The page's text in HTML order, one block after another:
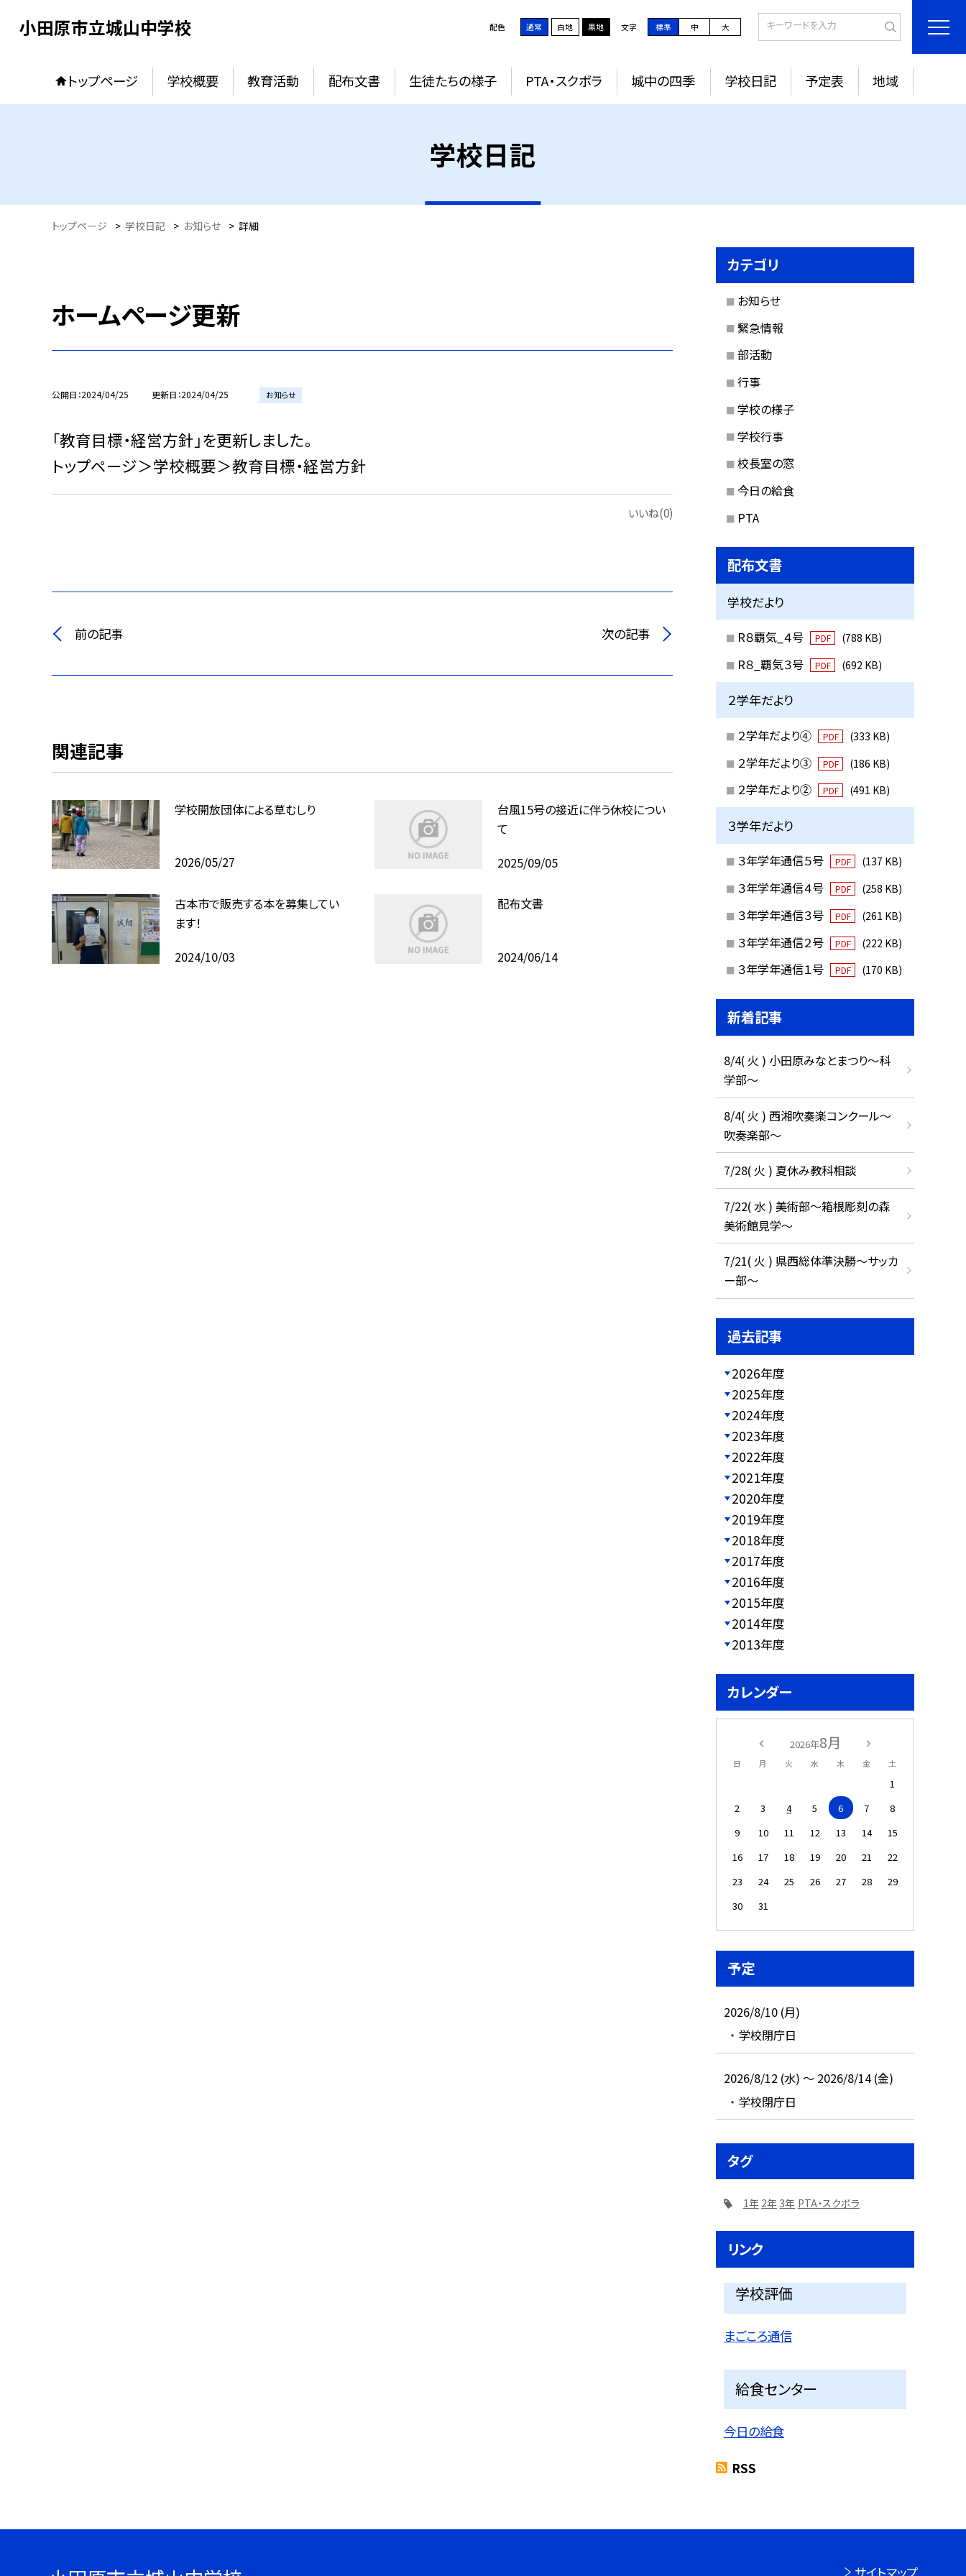
小田原市立城山中学校 配色 通常 白地 黒地 文字 標準 中 大
トップページ 学校概要 教育活動 配布文書 生徒たちの様子 PTA・スクボラ 城中の四季 学校日記 予定表 地域
学校日記
トップページ > 学校日記 > お知らせ > 詳細
ホームページ更新
公開日 2024/04/25 更新日 2024/04/25 お知らせ
「教育目標・経営方針」を更新しました。
トップページ＞学校概要＞教育目標・経営方針
いいね(0)
前の記事 次の記事
関連記事
学校開放団体による草むしり
2026/05/27
台風15号の接近に伴う休校につい
て
2025/09/05
古本市で販売する本を募集してい
ます！
2024/10/03
配布文書
2024/06/14
カテゴリ
お知らせ
緊急情報
部活動
行事
学校の様子
学校行事
校長室の窓
今日の給食
PTA
配布文書
学校だより
R８覇気_４号 PDF (788 KB)
R８_覇気３号 PDF (692 KB)
２学年だより
２学年だより④ PDF (333 KB)
２学年だより③ PDF (186 KB)
２学年だより② PDF (491 KB)
３学年だより
３年学年通信５号 PDF (137 KB)
３年学年通信４号 PDF (258 KB)
３年学年通信３号 PDF (261 KB)
３年学年通信２号 PDF (222 KB)
３年学年通信１号 PDF (170 KB)
新着記事
8/4( 火 ) 小田原みなとまつり～科
学部～
8/4( 火 ) 西湘吹奏楽コンクール～
吹奏楽部～
7/28( 火 ) 夏休み教科相談
7/22( 水 ) 美術部～箱根彫刻の森
美術館見学～
7/21( 火 ) 県西総体準決勝～サッカ
ー部～
過去記事
2026年度
2025年度
2024年度
2023年度
2022年度
2021年度
2020年度
2019年度
2018年度
2017年度
2016年度
2015年度
2014年度
2013年度
カレンダー
2026年8月
日 月 火 水 木 金 土
1
2
3 4 5 6 7
8
9
10 11 12 13 14
15
16
17 18 19 20 21
22
23
24 25 26 27 28
29
30
31
予定
2026/8/10 (月)
学校閉庁日
2026/8/12 (水) ～ 2026/8/14 (金)
学校閉庁日
タグ
1年 2年 3年 PTA・スクボラ
リンク
学校評価
まごころ通信
給食センター
今日の給食
RSS
サイトマップ